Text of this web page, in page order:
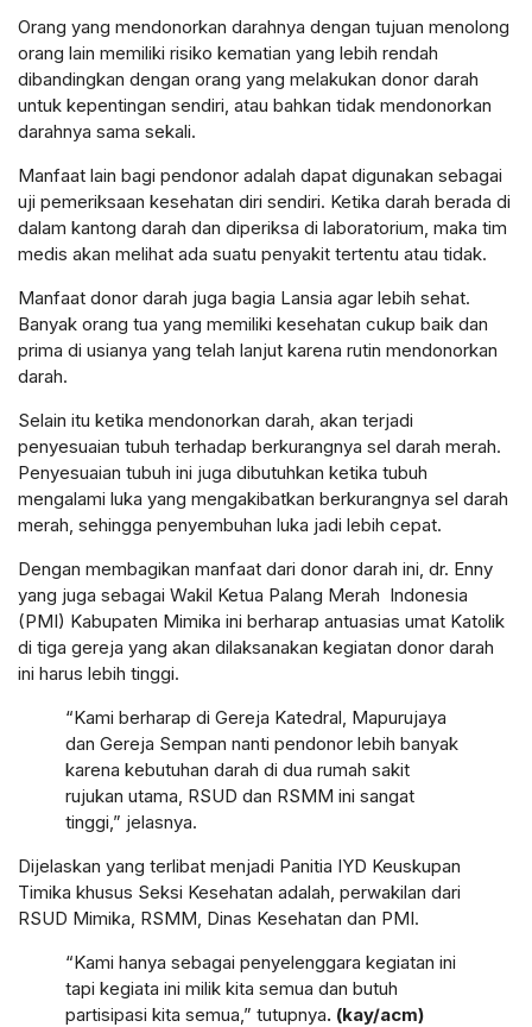
Orang yang mendonorkan darahnya dengan tujuan menolong
orang lain memiliki risiko kematian yang lebih rendah
dibandingkan dengan orang yang melakukan donor darah
untuk kepentingan sendiri, atau bahkan tidak mendonorkan
darahnya sama sekali.
Manfaat lain bagi pendonor adalah dapat digunakan sebagai
uji pemeriksaan kesehatan diri sendiri. Ketika darah berada di
dalam kantong darah dan diperiksa di laboratorium, maka tim
medis akan melihat ada suatu penyakit tertentu atau tidak.
Manfaat donor darah juga bagia Lansia agar lebih sehat.
Banyak orang tua yang memiliki kesehatan cukup baik dan
prima di usianya yang telah lanjut karena rutin mendonorkan
darah.
Selain itu ketika mendonorkan darah, akan terjadi
penyesuaian tubuh terhadap berkurangnya sel darah merah.
Penyesuaian tubuh ini juga dibutuhkan ketika tubuh
mengalami luka yang mengakibatkan berkurangnya sel darah
merah, sehingga penyembuhan luka jadi lebih cepat.
Dengan membagikan manfaat dari donor darah ini, dr. Enny
yang juga sebagai Wakil Ketua Palang Merah Indonesia
(PMI) Kabupaten Mimika ini berharap antuasias umat Katolik
di tiga gereja yang akan dilaksanakan kegiatan donor darah
ini harus lebih tinggi.
“Kami berharap di Gereja Katedral, Mapurujaya
dan Gereja Sempan nanti pendonor lebih banyak
karena kebutuhan darah di dua rumah sakit
rujukan utama, RSUD dan RSMM ini sangat
tinggi,” jelasnya.
Dijelaskan yang terlibat menjadi Panitia IYD Keuskupan
Timika khusus Seksi Kesehatan adalah, perwakilan dari
RSUD Mimika, RSMM, Dinas Kesehatan dan PMI.
“Kami hanya sebagai penyelenggara kegiatan ini
tapi kegiata ini milik kita semua dan butuh
partisipasi kita semua,” tutupnya. (kay/acm)